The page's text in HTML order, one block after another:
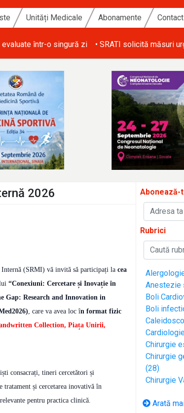
Unități Medicale Abonamente Contact
din ATI și salarizarea echitabilă a
2026
Internă (SRMI) vă invită să participați la cea
“Conexiuni: Cercetare și Inovație în
Gap: Research and Innovation in
, care va avea loc în format fizic
Collection, Piața Unirii,
consacrați, tineri cercetători și
și cercetarea inovativă în
pentru practica clinică.
Abonează-
Rubrici
Anestezie
Boli
Boli
Chirurgie
Chirurgie
(28)
Chirurgie
Arată